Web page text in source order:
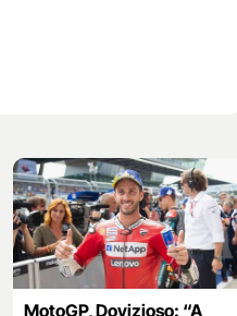
MotoGP, Dovizioso: “A